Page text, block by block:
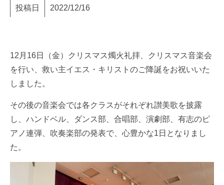
投稿日 2022/12/16
12月16日（金）クリスマス燭火礼拝、クリスマス音楽会
を行い、救い主イエス・キリストのご降誕をお祝いいた
しました。
その後の音楽会では各クラスがそれぞれ讃美歌を披露
し、ハンドベル、ダンス部、合唱部、演劇部、有志のピ
アノ連弾、吹奏楽部の発表で、心豊かな1日となりまし
た。